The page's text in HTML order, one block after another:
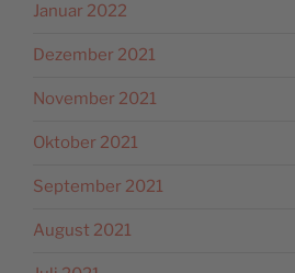
Januar 2022
Dezember 2021
November 2021
Oktober 2021
September 2021
August 2021